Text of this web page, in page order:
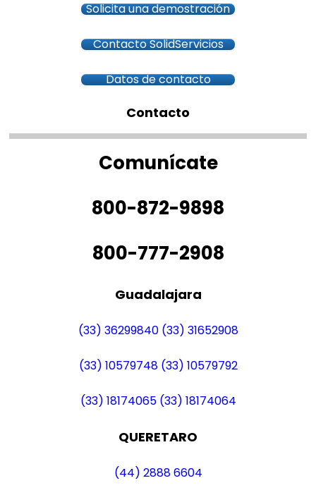
Solicita una demostración
Contacto SolidServicios
Datos de contacto
Contacto
Comunícate
800-872-9898
800-777-2908
Guadalajara
(33) 36299840 (33) 31652908
(33) 10579748 (33) 10579792
(33) 18174065 (33) 18174064
QUERETARO
(44) 2888 6604